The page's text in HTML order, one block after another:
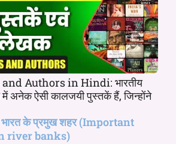
Authors in Hindi: भारतीय
में अनेक ऐसी कालजयी पुस्तकें हैं, जिन्होंने
भारत के प्रमुख शहर (Important
river banks)